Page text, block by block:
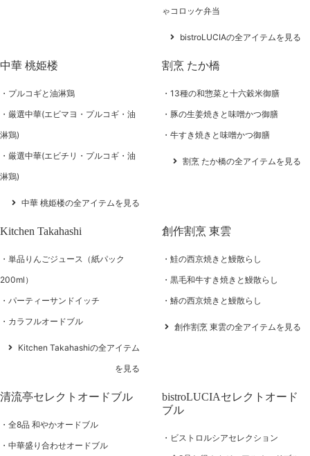
ゃコロッケ弁当
bistroLUCIAの全アイテムを見る
中華 桃姫楼
プルコギと油淋鶏
厳選中華(エビマヨ・プルコギ・油
淋鶏)
厳選中華(エビチリ・プルコギ・油
淋鶏)
中華 桃姫楼の全アイテムを見る
割烹 たか橋
13種の和惣菜と十六穀米御膳
豚の生姜焼きと味噌かつ御膳
牛すき焼きと味噌かつ御膳
割烹 たか橋の全アイテムを見る
Kitchen Takahashi
単品りんごジュース（紙パック
200ml）
パーティーサンドイッチ
カラフルオードブル
Kitchen Takahashiの全アイテム
を見る
創作割烹 東雲
鮭の西京焼きと鰻散らし
黒毛和牛すき焼きと鰻散らし
鰆の西京焼きと鰻散らし
創作割烹 東雲の全アイテムを見る
清流亭セレクトオードブル
全8品 和やかオードブル
中華盛り合わせオードブル
bistroLUCIAセレクトオード
ブル
ビストロルシアセレクション